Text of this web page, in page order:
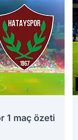
1 maç özeti